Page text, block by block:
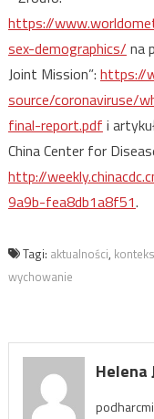
https://
sex-demographics/ na
Joint Mission”: https://
source/coronaviruse/
final-report.pdf i
China Center for
http://
9a9b-fea8db1a8f51.
Tagi: aktualności,
wychowanie
Helena